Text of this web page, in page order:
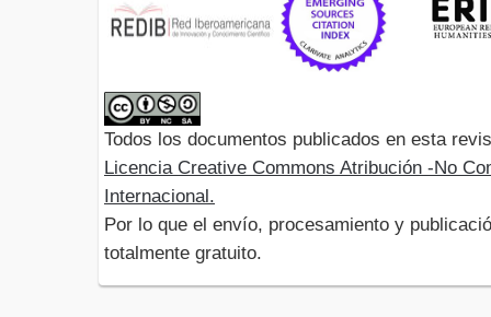
Todos los documentos publicados en esta
Licencia Creative Commons Atribución -No
Internacional.
Por lo que el envío, procesamiento y
totalmente gratuito.